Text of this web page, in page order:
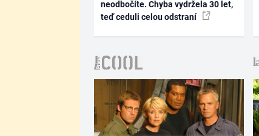
neodbočíte. Chyba vydržela 30 let,
teď ceduli celou odstraní